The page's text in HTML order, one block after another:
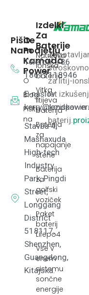
za litij-
let
raziskav
baterij.
Izdelki
Za
Baterije
Natrijeva
ionska
baterija
Vitka
litijeva
baterija
Baterija
za
napajanje
stene
Baterija
za
golfski
voziček
Paket
baterij
Lifepo4
Vse v
enem
sistemu
sončne
energije
O
Podjetju
Kamada
Power
O
Blog
Pišite
na
Pišite
Nam
Telefon: +86
18617118946
E-naslov:
Stavba 4,
Mashaxuda
High-tech
Industry
Park, Pingdi
Street,
Longgang
District
518117,
Shenzhen,
Guangdong,
Kitajska.